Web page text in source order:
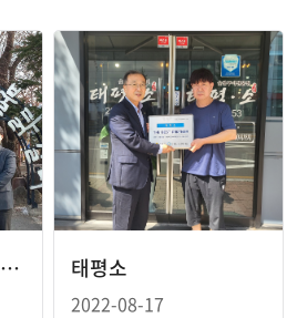
참나무숯불닭갈비막국수 태평소
2022-08-17